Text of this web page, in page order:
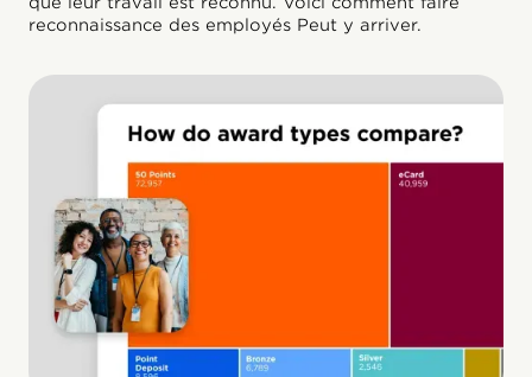
reconnaissance des employés Peut y arriver.